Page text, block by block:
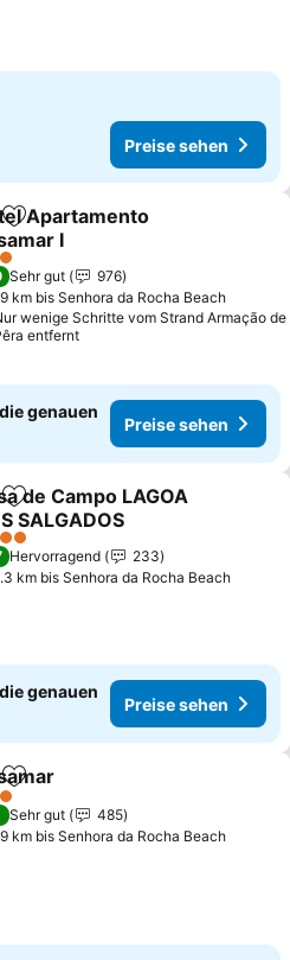
Preise sehen
Zu Favoriten hinzufügen
Apartamento
I
sehen
Sehr gut
976
km bis Senhora da Rocha Beach
wenige Schritte vom Strand Armação de
entfernt
genauen
Preise sehen
Zu Favoriten hinzufügen
de Campo LAGOA
SALGADOS
sehen
Hervorragend
233
km bis Senhora da Rocha Beach
genauen
Preise sehen
Zu Favoriten hinzufügen
Sehr gut
485
km bis Senhora da Rocha Beach